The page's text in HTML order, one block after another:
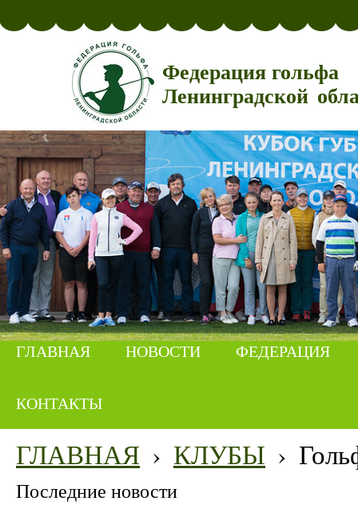
Федерация гольфа
Ленинградской
ГЛАВНАЯ НОВОСТИ ФЕДЕРАЦИЯ
КОНТАКТЫ
ГЛАВНАЯ › КЛУБЫ ›
Последние новости